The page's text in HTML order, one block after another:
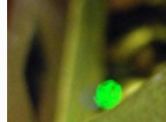
Sapa
Ha Giang
Mai Chau